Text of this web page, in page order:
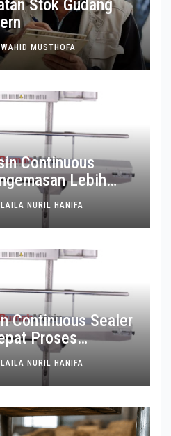
Stok Gudang
WAHID MUSTHOFA
Continuous
Lebih
LAILA NURIL HANIFA
Continuous Sealer
Proses
LAILA NURIL HANIFA